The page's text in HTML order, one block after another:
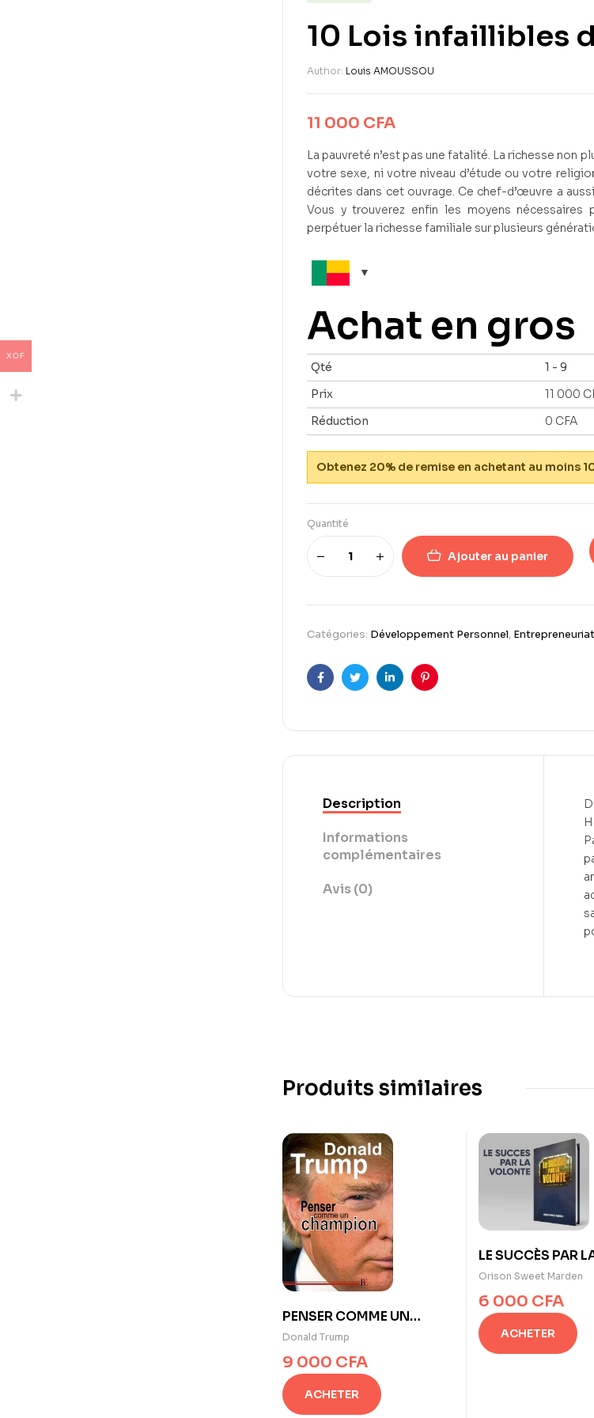
10 Lois infaillibles
Author: Louis AMOUSSOU
11 000 CFA
La pauvreté n’est pas une fatalité. La richesse non
votre sexe, ni votre niveau d’étude ou votre
décrites dans cet ouvrage. Ce chef-d’œuvre a
Vous y trouverez enfin les moyens nécessaires
perpétuer la richesse familiale sur plusieurs
Achat en gros
Qté 1 - 9
Prix
11 000
Réduction
0 CFA
Obtenez 20% de remise en achetant au moins
Quantité
Ajouter au panier
Catégories: Développement Personnel, Entrepreneuriat
FacebookTwitterLinkedinPinterest
Description
Informations
complémentaires
Avis (0)
Produits similaires
PENSER COMME UN
CHAMPION
Donald Trump
9 000 CFA
ACHETER
LE SUCCÈS PAR
VOLONTÉ
Orison Sweet Marden
6 000 CFA
ACHETER
XOF